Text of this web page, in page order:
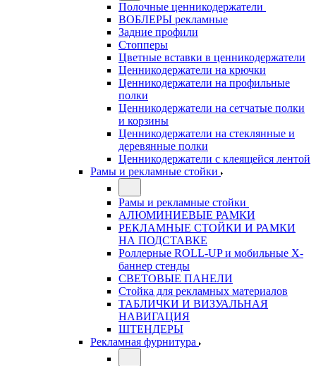
Полочные ценникодержатели
ВОБЛЕРЫ рекламные
Задние профили
Стопперы
Цветные вставки в ценникодержатели
Ценникодержатели на крючки
Ценникодержатели на профильные
полки
Ценникодержатели на сетчатые полки
и корзины
Ценникодержатели на стеклянные и
деревянные полки
Ценникодержатели с клеящейся лентой
Рамы и рекламные стойки
Рамы и рекламные стойки
АЛЮМИНИЕВЫЕ РАМКИ
РЕКЛАМНЫЕ СТОЙКИ И РАМКИ
НА ПОДСТАВКЕ
Роллерные ROLL-UP и мобильные X-
баннер стенды
СВЕТОВЫЕ ПАНЕЛИ
Стойка для рекламных материалов
ТАБЛИЧКИ И ВИЗУАЛЬНАЯ
НАВИГАЦИЯ
ШТЕНДЕРЫ
Рекламная фурнитура